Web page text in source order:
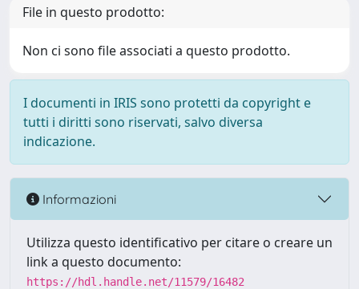
File in questo prodotto:
Non ci sono file associati a questo prodotto.
I documenti in IRIS sono protetti da copyright e
tutti i diritti sono riservati, salvo diversa
indicazione.
Informazioni
Utilizza questo identificativo per citare o creare un
link a questo documento:
https://hdl.handle.net/11579/16482